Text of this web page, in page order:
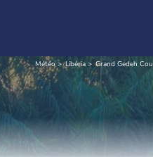
Météo Libéria Grand Gedeh